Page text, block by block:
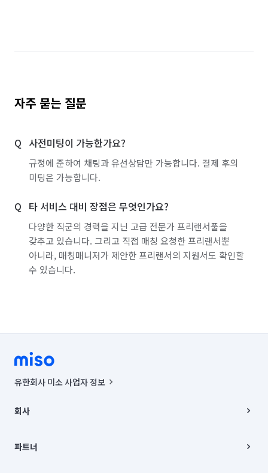
자주 묻는 질문
사전미팅이 가능한가요?
규정에 준하여 채팅과 유선상담만 가능합니다. 결제 후의
미팅은 가능합니다.
타 서비스 대비 장점은 무엇인가요?
다양한 직군의 경력을 지닌 고급 전문가 프리랜서풀을
갖추고 있습니다. 그리고 직접 매칭 요청한 프리랜서뿐
아니라, 매칭매니저가 제안한 프리랜서의 지원서도 확인할
수 있습니다.
유한회사 미소 사업자 정보
00019 |
주소 | 본사: 서울특별시 종로구 율곡로 6(중학동, 트윈트리빌딩) B동 5층
컨택센터 : 서울특별시 종로구 수송동 율곡로 24, 7층, 8층 미소
회사
채용
파트너